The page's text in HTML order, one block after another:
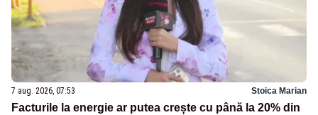
7 aug. 2026, 07:53 Stoica Marian
Facturile la energie ar putea crește cu până la 20% din